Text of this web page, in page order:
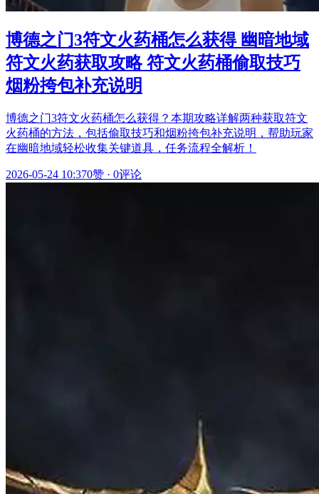
博德之门3符文火药桶怎么获得 幽暗地域
符文火药获取攻略 符文火药桶偷取技巧
烟粉挎包补充说明
博德之门3符文火药桶怎么获得？本期攻略详解两种获取符文
火药桶的方法，包括偷取技巧和烟粉挎包补充说明，帮助玩家
在幽暗地域轻松收集关键道具，任务流程全解析！
2026-05-24 10:370赞 · 0评论